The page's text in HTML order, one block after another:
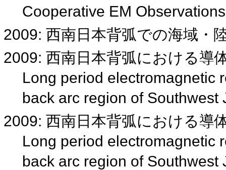
Cooperative EM
2009: 西南日本背弧での海域・
2009: 西南日本背弧における導
Long period electromagnetic
back arc region of Southwest
2009: 西南日本背弧における導
Long period electromagnetic
back arc region of Southwest